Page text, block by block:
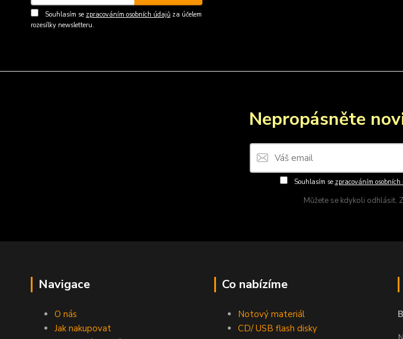
Souhlasím se zpracováním osobních údajů za účelem
rozesílky newsletteru.
Nepropásněte
Souhlasím se zpracováním osobních
Můžete se kdykoli odhlásit.
Navigace
O nás
Jak nakupovat
Co nabízíme
Notový materiál
CD/ USB flash disky